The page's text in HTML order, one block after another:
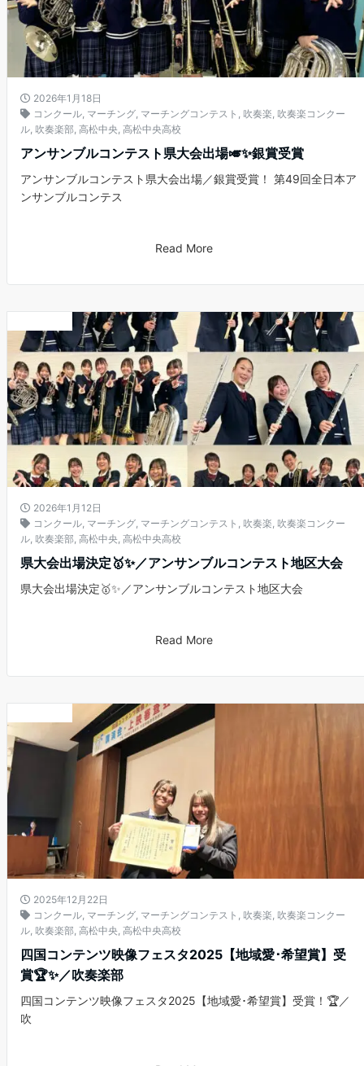
2026年1月18日
コンクール, マーチング, マーチングコンテスト , 吹奏楽, 吹奏楽コンクー
ル, 吹奏楽部, 高松中央, 高松中央高校
アンサンブルコンテスト県大会出場🎺✨銀賞受賞
アンサンブルコンテスト県大会出場／銀賞受賞！ 第49回全日本ア
ンサンブルコンテス
Read More
2026年1月12日
コンクール, マーチング, マーチングコンテスト , 吹奏楽, 吹奏楽コンクー
ル, 吹奏楽部, 高松中央, 高松中央高校
県大会出場決定🥇✨／アンサンブルコンテスト地区大会
県大会出場決定🥇✨／アンサンブルコンテスト地区大会
Read More
2025年12月22日
コンクール, マーチング, マーチングコンテスト , 吹奏楽, 吹奏楽コンクー
ル, 吹奏楽部, 高松中央, 高松中央高校
四国コンテンツ映像フェスタ2025【地域愛･希望賞】受
賞🏆✨／吹奏楽部
四国コンテンツ映像フェスタ2025【地域愛･希望賞】受賞！🏆／
吹